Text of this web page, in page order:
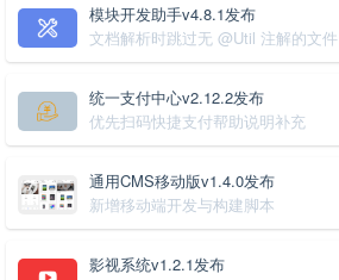
模块开发助手v4.8.1发布
文档解析时跳过无 @Util 注解的文件
统一支付中心v2.12.2发布
优先扫码快捷支付帮助说明补充
通用CMS移动版v1.4.0发布
新增移动端开发与构建脚本
影视系统v1.2.1发布